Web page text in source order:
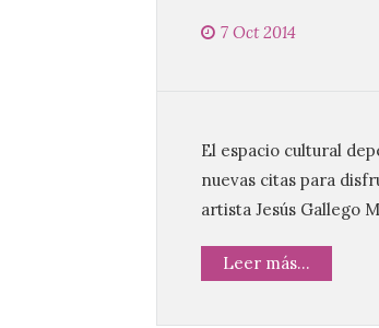
7 Oct 2014
El espacio cultural
nuevas citas para
artista Jesús Gallego
Leer más...